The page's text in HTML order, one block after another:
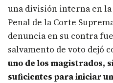
una división interna en
Penal de la Corte
denuncia en su contra
salvamento de voto dejó
uno de los magistrados,
suficientes para iniciar